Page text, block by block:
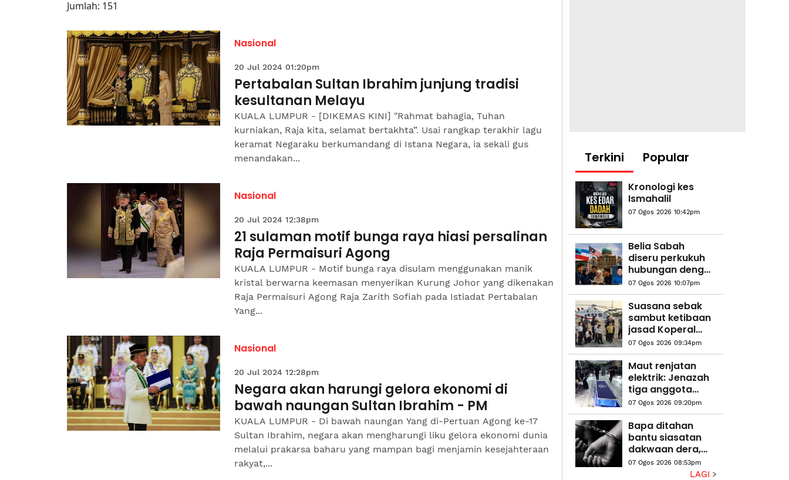
Jumlah: 151
Nasional
20 Jul 2024 01:20pm
Pertabalan Sultan Ibrahim junjung tradisi
kesultanan Melayu
KUALA LUMPUR - [DIKEMAS KINI] "Rahmat bahagia, Tuhan
kurniakan, Raja kita, selamat bertakhta”. Usai rangkap terakhir lagu
keramat Negaraku berkumandang di Istana Negara, ia sekali gus
menandakan...
Nasional
20 Jul 2024 12:38pm
21 sulaman motif bunga raya hiasi persalinan
Raja Permaisuri Agong
KUALA LUMPUR - Motif bunga raya disulam menggunakan manik
kristal berwarna keemasan menyerikan Kurung Johor yang dikenakan
Raja Permaisuri Agong Raja Zarith Sofiah pada Istiadat Pertabalan
Yang...
Nasional
20 Jul 2024 12:28pm
Negara akan harungi gelora ekonomi di
bawah naungan Sultan Ibrahim - PM
KUALA LUMPUR - Di bawah naungan Yang di-Pertuan Agong ke-17
Sultan Ibrahim, negara akan mengharungi liku gelora ekonomi dunia
melalui prakarsa baharu yang mampan bagi menjamin kesejahteraan
rakyat,...
Terkini Popular
Kronologi kes
Ismahalil
07 Ogos 2026 10:42pm
Belia Sabah
diseru perkukuh
hubungan dengan
Putrajaya
07 Ogos 2026 10:07pm
Suasana sebak
sambut ketibaan
jasad Koperal
Teck Siong
07 Ogos 2026 09:34pm
Maut renjatan
elektrik: Jenazah
tiga anggota
polis
diterbangkan
pulang ke
kampung
halaman
07 Ogos 2026 09:20pm
Bapa ditahan
bantu siasatan
dakwaan dera,
gangguan
seksual dua anak
07 Ogos 2026 08:53pm
LAGI